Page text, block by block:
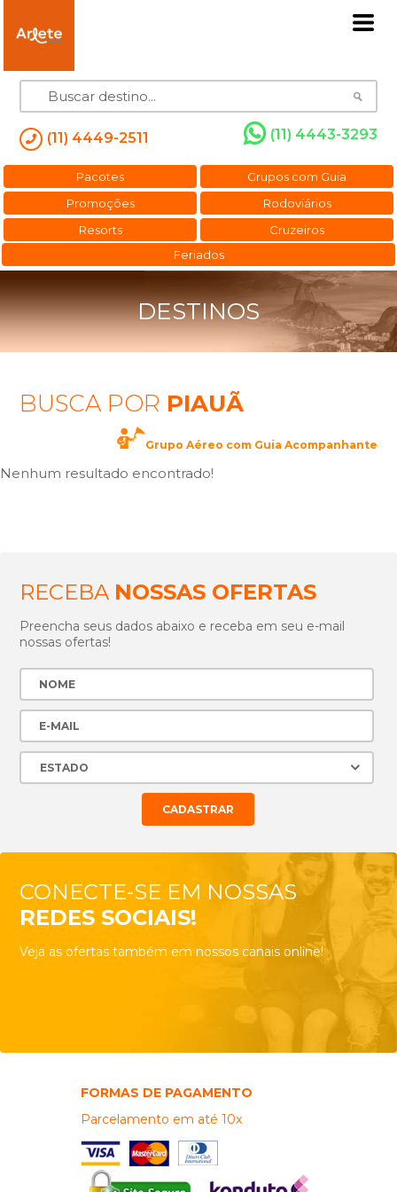
(11) 4449-2511 (11) 4443-3293
Pacotes
Grupos com Guia
Promoções
Rodoviários
Resorts
Cruzeiros
Feriados
DESTINOS
BUSCA POR PIAUÃ­
Grupo Aéreo com Guia Acompanhante
Nenhum resultado encontrado!
RECEBA NOSSAS OFERTAS
Preencha seus dados abaixo e receba em seu e-mail
nossas ofertas!
CONECTE-SE EM NOSSAS
REDES SOCIAIS!
Veja as ofertas também em nossos canais online!
FORMAS DE PAGAMENTO
Parcelamento em até 10x